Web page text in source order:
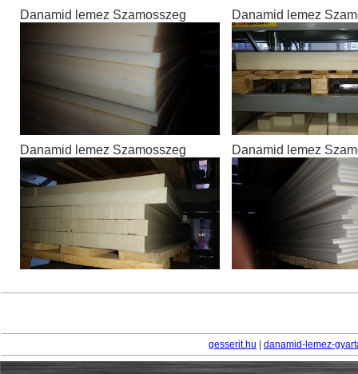
Danamid lemez Szamosszeg Danamid lemez
Danamid lemez Szamosszeg Danamid lemez
gesserit.hu danamid-lemez-